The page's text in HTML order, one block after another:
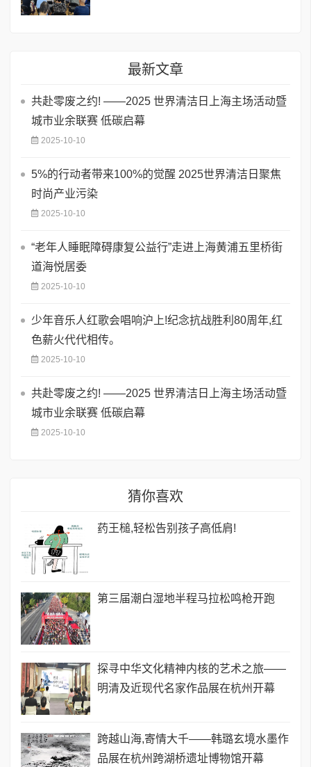
最新文章
共赴零废之约! ——2025 世界清洁日上海主场活动暨
城市业余联赛 低碳启幕
2025-10-10
5%的行动者带来100%的觉醒 2025世界清洁日聚焦
时尚产业污染
2025-10-10
“老年人睡眠障碍康复公益行”走进上海黄浦五里桥街
道海悦居委
2025-10-10
少年音乐人红歌会唱响沪上!纪念抗战胜利80周年,红
色薪火代代相传。
2025-10-10
共赴零废之约! ——2025 世界清洁日上海主场活动暨
城市业余联赛 低碳启幕
2025-10-10
猜你喜欢
药王槌,轻松告别孩子高低肩!
第三届潮白湿地半程马拉松鸣枪开跑
探寻中华文化精神内核的艺术之旅——
明清及近现代名家作品展在杭州开幕
跨越山海,寄情大千——韩璐玄境水墨作
品展在杭州跨湖桥遗址博物馆开幕